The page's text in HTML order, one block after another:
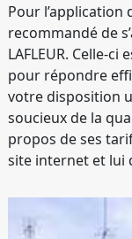
Pour
recommandé de
LAFLEUR. Celle-
pour répondre
votre disposition
soucieux de la
propos de ses
site internet et lui